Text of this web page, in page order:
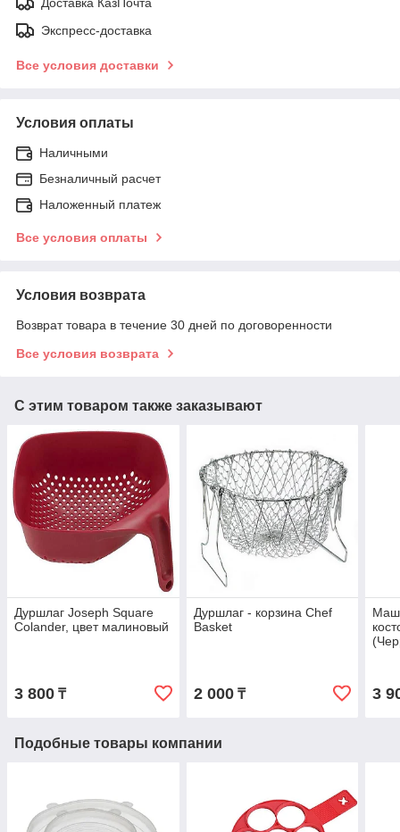
Экспресс-доставка
Все условия доставки
Условия оплаты
Наличными
Безналичный расчет
Наложенный платеж
Все условия оплаты
Условия возврата
Возврат товара в течение 30 дней по договоренности
Все условия возврата
С этим товаром также заказывают
Дуршлаг Joseph Square
Colander, цвет малиновый
3 800 ₸
Дуршлаг - корзина Chef
Basket
2 000₸ 3
Подобные товары компании